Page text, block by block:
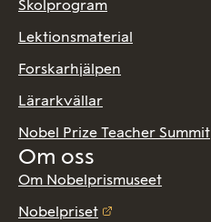
Skolprogram
Lektionsmaterial
Forskarhjälpen
Lärarkvällar
Nobel Prize Teacher Summit
Om oss
Om Nobelprismuseet
Nobelpriset